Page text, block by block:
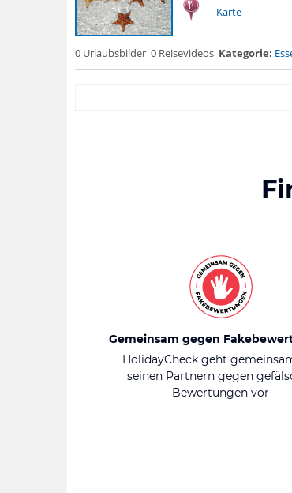
Karte
0 Urlaubsbilder 0 Reisevideos Kategorie:
Gemeinsam gegen
HolidayCheck geht
seinen Partnern gegen
Bewertungen vor